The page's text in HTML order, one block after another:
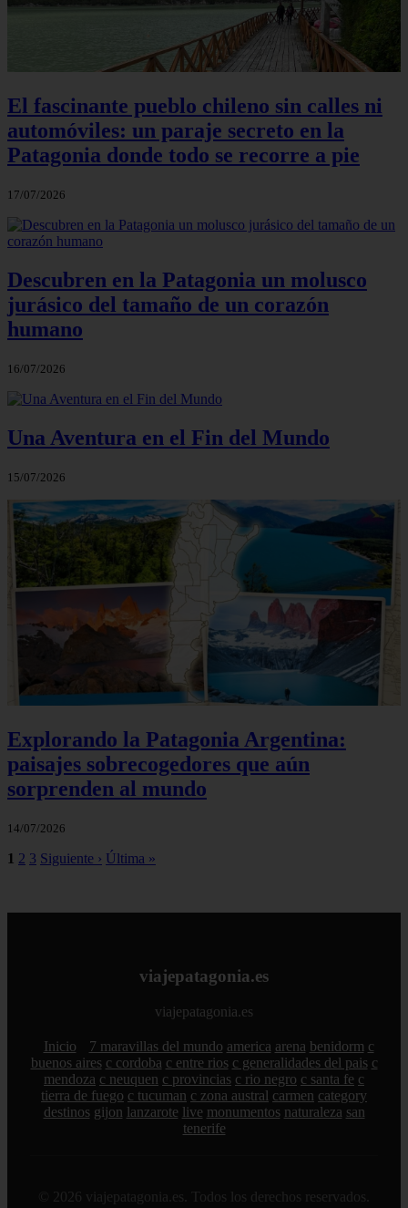
El fascinante pueblo chileno sin calles ni
automóviles: un paraje secreto en la
Patagonia donde todo se recorre a pie
17/07/2026
Descubren en la Patagonia un molusco
jurásico del tamaño de un corazón
humano
16/07/2026
Una Aventura en el Fin del Mundo
15/07/2026
Explorando la Patagonia Argentina:
paisajes sobrecogedores que aún
sorprenden al mundo
14/07/2026
1 2 3 Siguiente › Última »
viajepatagonia.es
viajepatagonia.es
Inicio 7 maravillas del mundo america arena benidorm c
buenos aires c cordoba c entre rios c generalidades del pais c
mendoza c neuquen c provincias c rio negro c santa fe c
tierra de fuego c tucuman c zona austral carmen category
destinos gijon lanzarote live monumentos naturaleza san
tenerife
© 2026 viajepatagonia.es. Todos los derechos reservados.